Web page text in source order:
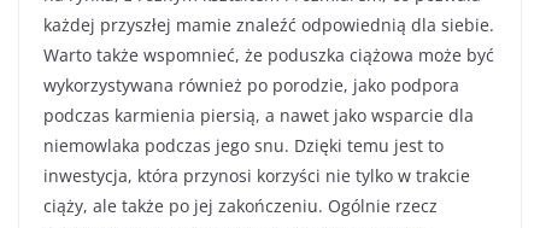
każdej przyszłej mamie znaleźć odpowiednią dla siebie.
Warto także wspomnieć, że poduszka ciążowa może być
wykorzystywana również po porodzie, jako podpora
podczas karmienia piersią, a nawet jako wsparcie dla
niemowlaka podczas jego snu. Dzięki temu jest to
inwestycja, która przynosi korzyści nie tylko w trakcie
ciąży, ale także po jej zakończeniu. Ogólnie rzecz